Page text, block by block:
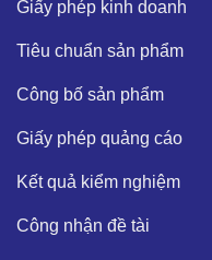
Giấy phép kinh doanh
Tiêu chuẩn sản phẩm
Công bố sản phẩm
Giấy phép quảng cáo
Kết quả kiểm nghiệm
Công nhận đề tài